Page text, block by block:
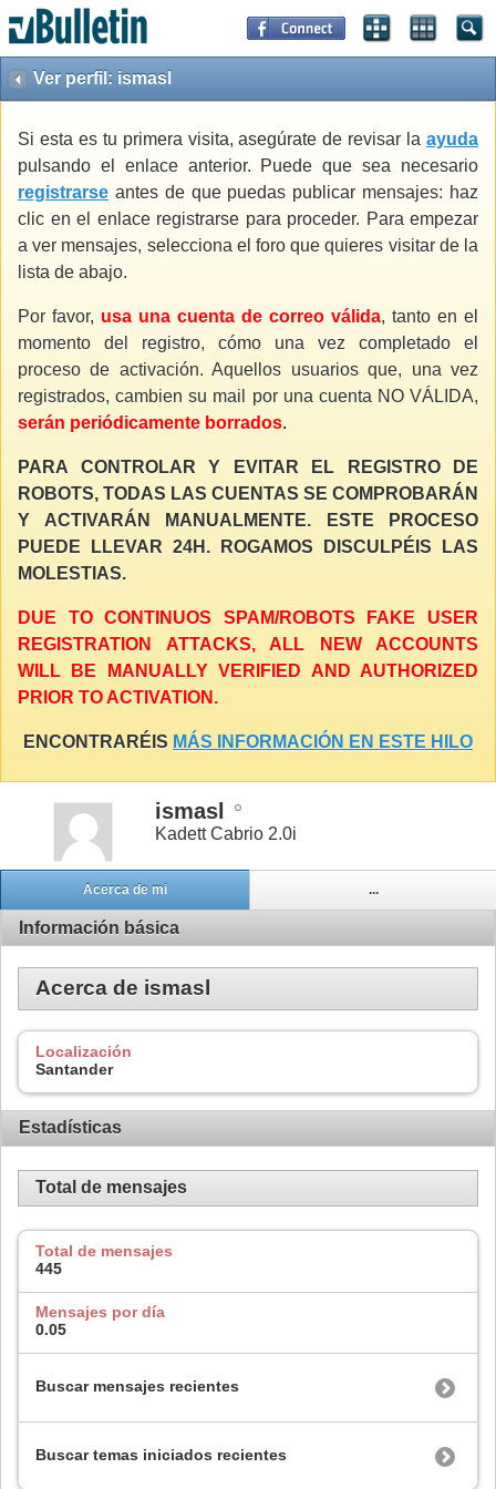
Ver perfil: ismasl
Si esta es tu primera visita, asegúrate de revisar la ayuda
pulsando el enlace anterior. Puede que sea necesario
registrarse antes de que puedas publicar mensajes: haz
clic en el enlace registrarse para proceder. Para empezar
a ver mensajes, selecciona el foro que quieres visitar de la
lista de abajo.
Por favor, usa una cuenta de correo válida, tanto en el
momento del registro, cómo una vez completado el
proceso de activación. Aquellos usuarios que, una vez
registrados, cambien su mail por una cuenta NO VÁLIDA,
serán periódicamente borrados.
PARA CONTROLAR Y EVITAR EL REGISTRO DE
ROBOTS, TODAS LAS CUENTAS SE COMPROBARÁN
Y ACTIVARÁN MANUALMENTE. ESTE PROCESO
PUEDE LLEVAR 24H. ROGAMOS DISCULPÉIS LAS
MOLESTIAS.
DUE TO CONTINUOS SPAM/ROBOTS FAKE USER
REGISTRATION ATTACKS, ALL NEW ACCOUNTS
WILL BE MANUALLY VERIFIED AND AUTHORIZED
PRIOR TO ACTIVATION.
ENCONTRARÉIS MÁS INFORMACIÓN EN ESTE HILO
ismasl
Kadett Cabrio 2.0i
Acerca de mi ...
Información básica
Acerca de ismasl
Localización
Santander
Estadísticas
Total de mensajes
Total de mensajes
445
Mensajes por día
0.05
Buscar mensajes recientes
Buscar temas iniciados recientes